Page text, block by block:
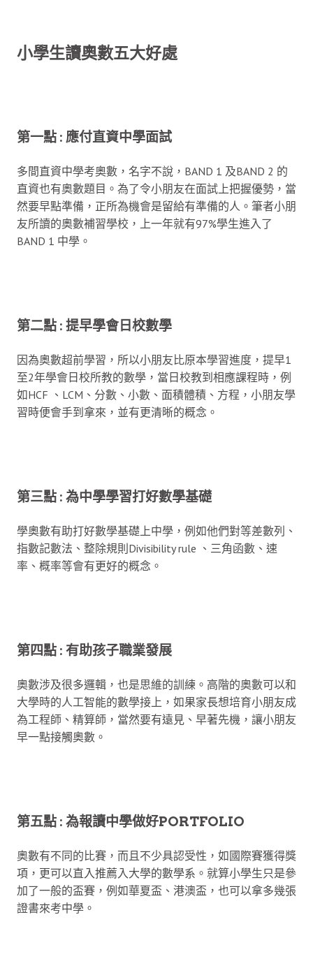
小學生讀奧數五大好處
第一點 : 應付直資中學面試
多間直資中學考奧數，名字不說，BAND 1 及BAND 2 的
直資也有奧數題目。為了令小朋友在面試上把握優勢，當
然要早點準備，正所為機會是留給有準備的人。筆者小朋
友所讀的奧數補習學校，上一年就有97%學生進入了
BAND 1 中學。
第二點 : 提早學會日校數學
因為奧數超前學習，所以小朋友比原本學習進度，提早1
至2年學會日校所教的數學，當日校教到相應課程時，例
如HCF 、LCM、分數、小數、面積體積、方程，小朋友學
習時便會手到拿來，並有更清晰的概念。
第三點 : 為中學學習打好數學基礎
學奧數有助打好數學基礎上中學，例如他們對等差數列、
指數記數法、整除規則Divisibility rule 、三角函數、速
率、概率等會有更好的概念。
第四點 : 有助孩子職業發展
奧數涉及很多邏輯，也是思維的訓練。高階的奧數可以和
大學時的人工智能的數學接上，如果家長想培育小朋友成
為工程師、精算師，當然要有遠見、早著先機，讓小朋友
早一點接觸奧數。
第五點 : 為報讀中學做好PORTFOLIO
奧數有不同的比賽，而且不少具認受性，如國際賽獲得獎
項，更可以直入推薦入大學的數學系。就算小學生只是參
加了一般的盃賽，例如華夏盃、港澳盃，也可以拿多幾張
證書來考中學。